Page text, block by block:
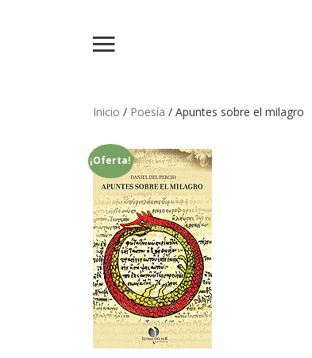
Inicio / Poesía / Apuntes sobre el milagro
¡Oferta!